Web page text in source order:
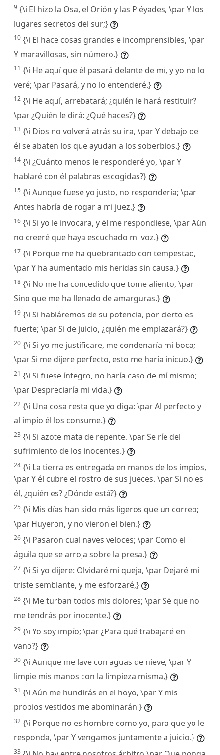
9 {\i El hizo la Osa, el Orión y las Pléyades, \par Y los
lugares secretos del sur;}
10 {\i El hace cosas grandes e incomprensibles, \par
Y maravillosas, sin número.}
11 {\i He aquí que él pasará delante de mí, y yo no lo
veré; \par Pasará, y no lo entenderé.}
12 {\i He aquí, arrebatará; ¿quién le hará restituir?
\par ¿Quién le dirá: ¿Qué haces?}
13 {\i Dios no volverá atrás su ira, \par Y debajo de
él se abaten los que ayudan a los soberbios.}
14 {\i ¿Cuánto menos le responderé yo, \par Y
hablaré con él palabras escogidas?}
15 {\i Aunque fuese yo justo, no respondería; \par
Antes habría de rogar a mi juez.}
16 {\i Si yo le invocara, y él me respondiese, \par Aún
no creeré que haya escuchado mi voz.}
17 {\i Porque me ha quebrantado con tempestad,
\par Y ha aumentado mis heridas sin causa.}
18 {\i No me ha concedido que tome aliento, \par
Sino que me ha llenado de amarguras.}
19 {\i Si habláremos de su potencia, por cierto es
fuerte; \par Si de juicio, ¿quién me emplazará?}
20 {\i Si yo me justificare, me condenaría mi boca;
\par Si me dijere perfecto, esto me haría inicuo.}
21 {\i Si fuese íntegro, no haría caso de mí mismo;
\par Despreciaría mi vida.}
22 {\i Una cosa resta que yo diga: \par Al perfecto y
al impío él los consume.}
23 {\i Si azote mata de repente, \par Se ríe del
sufrimiento de los inocentes.}
24 {\i La tierra es entregada en manos de los impíos,
\par Y él cubre el rostro de sus jueces. \par Si no es
él, ¿quién es? ¿Dónde está?}
25 {\i Mis días han sido más ligeros que un correo;
\par Huyeron, y no vieron el bien.}
26 {\i Pasaron cual naves veloces; \par Como el
águila que se arroja sobre la presa.}
27 {\i Si yo dijere: Olvidaré mi queja, \par Dejaré mi
triste semblante, y me esforzaré,}
28 {\i Me turban todos mis dolores; \par Sé que no
me tendrás por inocente.}
29 {\i Yo soy impío; \par ¿Para qué trabajaré en
vano?}
30 {\i Aunque me lave con aguas de nieve, \par Y
limpie mis manos con la limpieza misma,}
31 {\i Aún me hundirás en el hoyo, \par Y mis
propios vestidos me abominarán.}
32 {\i Porque no es hombre como yo, para que yo le
responda, \par Y vengamos juntamente a juicio.}
33